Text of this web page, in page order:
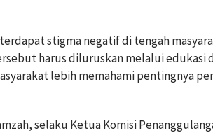
terdapat stigma negatif di tengah
harus diluruskan melalui edukasi
lebih memahami pentingnya
selaku Ketua Komisi